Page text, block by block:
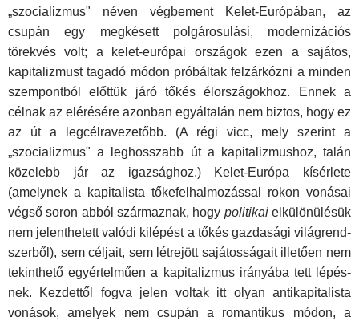
„szocializmus" néven vég­bement Kelet-Európában, az
csupán egy megkésett polgárosulási, modernizációs
törekvés volt; a kelet-európai országok ezen a sajátos,
kapitalizmust tagadó módon próbáltak felzár­kózni a minden
szempontból előttük járó tőkés élországokhoz. Ennek a
célnak az elérésére azonban egyáltalán nem biztos, hogy ez
az út a legcélravezetőbb. (A régi vicc, mely szerint a
„szocializmus" a leghosszabb út a kapitalizmushoz, talán
közelebb jár az igazsághoz.) Kelet-Európa kísérlete
(amelynek a kapitalista tőkefelhalmozással rokon vonásai
végső soron abból származnak, hogy politikaielkülönülésük
nem jelenthetett valódi kilépést a tőkés gazdasági világrend­
szerből), sem céljait, sem létrejött sajátosságait illetően nem
tekinthető egyértelműen a kapitalizmus irányába tett lépés­
nek. Kezdettől fogva jelen voltak itt olyan antikapitalista
voná­sok, amelyek nem csupán a romantikus módon, a